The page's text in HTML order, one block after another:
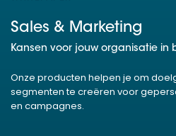
Sales & Marketing
Kansen voor jouw organisatie in
Onze producten helpen je om
segmenten te creëren voor
en campagnes.